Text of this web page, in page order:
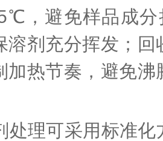
，避免样品成分
溶剂充分挥发；
加热节奏，避免
处理可采用标准